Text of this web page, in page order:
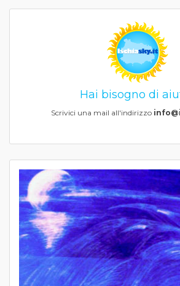
Hai bisogno di
Scrivici una mail all'indirizzo